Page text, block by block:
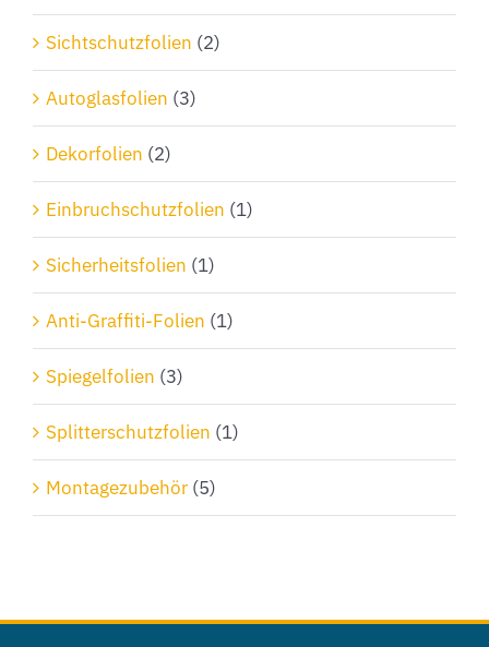
Sichtschutzfolien (2)
Autoglasfolien (3)
Dekorfolien (2)
Einbruchschutzfolien (1)
Sicherheitsfolien (1)
Anti-Graffiti-Folien (1)
Spiegelfolien (3)
Splitterschutzfolien (1)
Montagezubehör (5)